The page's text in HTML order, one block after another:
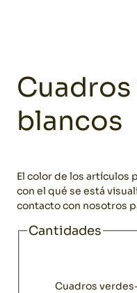
blancos
El color de los artículos
con el qué se está
contacto con nosotros
Cantidades
Cuadros